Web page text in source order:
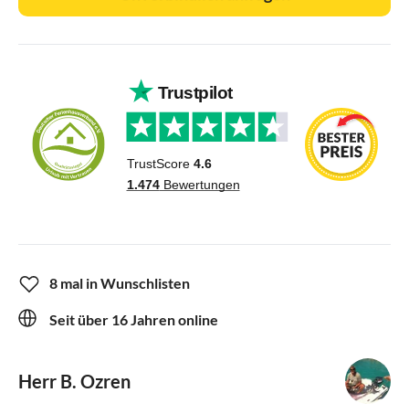
8 mal in Wunschlisten
Seit über 16 Jahren online
Herr B. Ozren